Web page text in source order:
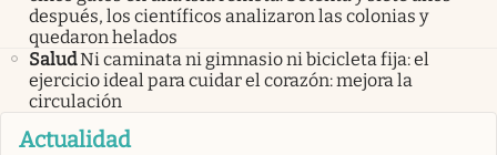
después, los científicos analizaron las colonias y
quedaron helados
SaludNi caminata ni gimnasio ni bicicleta fija: el
ejercicio ideal para cuidar el corazón: mejora la
circulación
Actualidad